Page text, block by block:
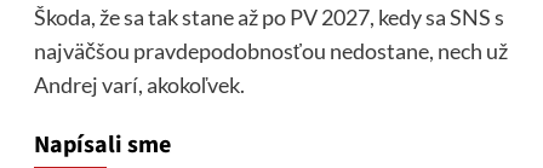
Škoda, že sa tak stane až po PV 2027, kedy sa SNS s
najväčšou pravdepodobnosťou nedostane, nech už
Andrej varí, akokoľvek.
Napísali sme